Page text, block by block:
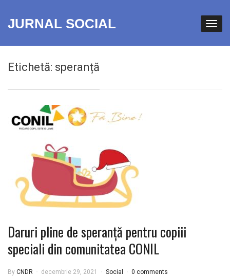
JURNAL SOCIAL
Etichetă: speranță
Daruri pline de speranță pentru copiii
speciali din comunitatea CONIL
By CNDR decembrie 29, 2021 Social 0 comments